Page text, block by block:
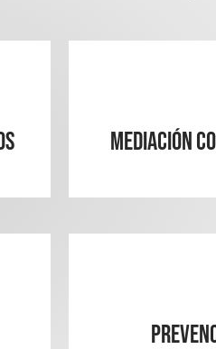
mediación